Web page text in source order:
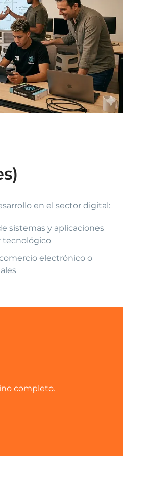
en el sector digital:
sistemas y aplicaciones
tecnológico
electrónico o
completo.